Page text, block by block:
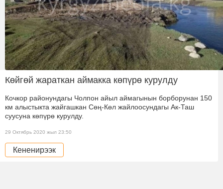
Көйгөй жараткан аймакка көпүрө курулду
Кочкор районундагы Чолпон айыл аймагынын борборунан 150
км алыстыкта жайгашкан Сөң-Көл жайлоосундагы Ак-Таш
суусуна көпүрө курулду.
29 Октябрь 2020 жыл 23:50
Кененирээк